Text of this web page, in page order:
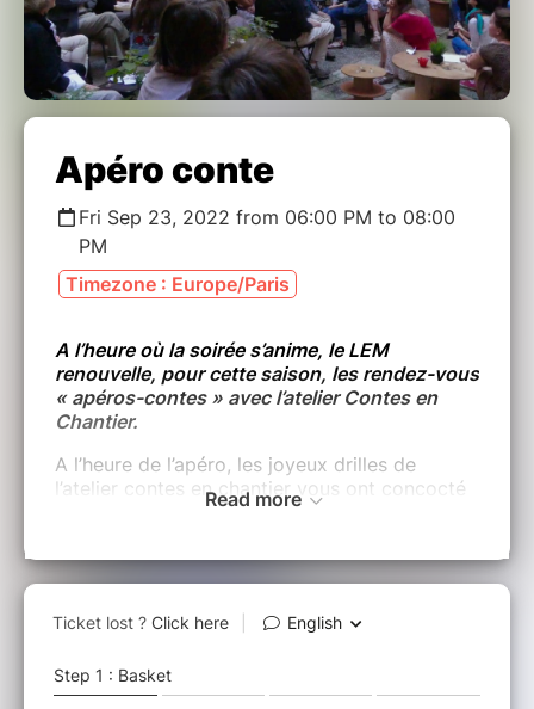
Apéro conte
Fri Sep 23, 2022 from 06:00 PM to 08:00
PM
Timezone : Europe/Paris
A l’heure où la soirée s’anime, le LEM
renouvelle, pour cette saison, les rendez-vous
« apéros-contes » avec l’atelier Contes en
Chantier.
A l’heure de l’apéro, les joyeux drilles de
l’atelier contes en chantier vous ont concocté
des amuse-bouches de leur cru.
snackées, sucrées, salées et autres cocktails
de jeux de mots épicés, poétiques et
financière libre et consciente
Read more